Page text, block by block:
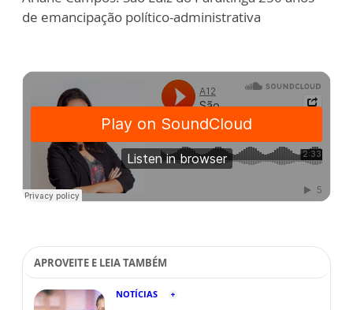
de emancipação político-administrativa
APROVEITE E LEIA TAMBÉM
NOTÍCIAS